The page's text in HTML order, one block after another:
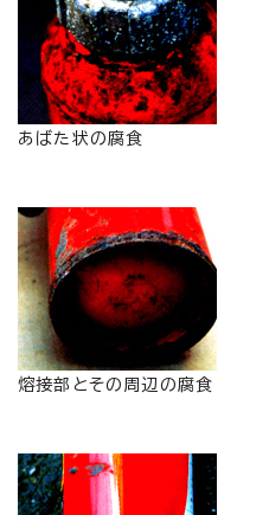
あばた状の腐食
熔接部とその周辺の腐食